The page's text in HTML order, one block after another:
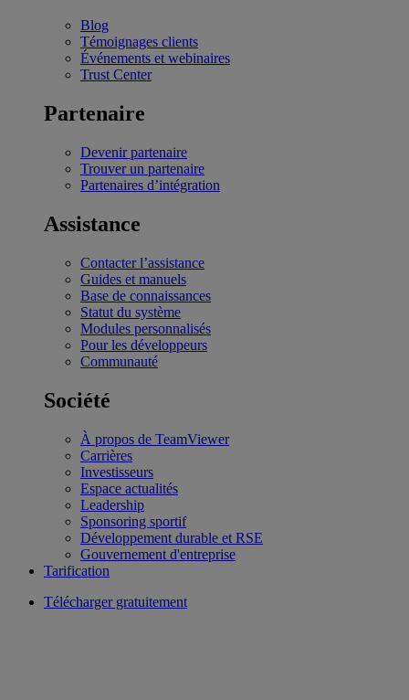
Blog
Témoignages clients
Événements et webinaires
Trust Center
Partenaire
Devenir partenaire
Trouver un partenaire
Partenaires d’intégration
Assistance
Contacter l’assistance
Guides et manuels
Base de connaissances
Statut du système
Modules personnalisés
Pour les développeurs
Communauté
Société
À propos de TeamViewer
Carrières
Investisseurs
Espace actualités
Leadership
Sponsoring sportif
Développement durable et RSE
Gouvernement d'entreprise
Tarification
Télécharger gratuitement